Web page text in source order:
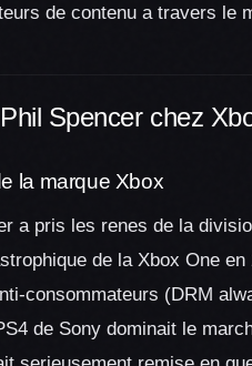
de contenu a travers le
Spencer chez
la marque Xbox
a pris les renes de la
de la Xbox One
consommateurs (DRM
de Sony dominait le